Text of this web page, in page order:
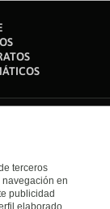
terceros
en
publicidad
elaborado